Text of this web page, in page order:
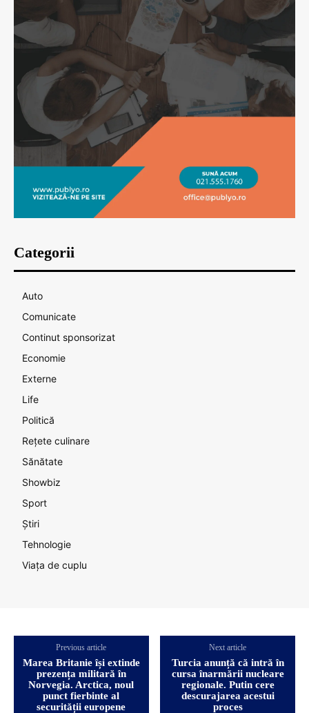
Categorii
Auto
Comunicate
Continut sponsorizat
Economie
Externe
Life
Politică
Rețete culinare
Sănătate
Showbiz
Sport
Știri
Tehnologie
Viața de cuplu
Previous article
Marea Britanie își extinde
prezența militară în
Norvegia. Arctica, noul
punct fierbinte al
securității europene
Next article
Turcia anunță că intră în
cursa înarmării nucleare
regionale. Putin cere
descurajarea acestui
proces